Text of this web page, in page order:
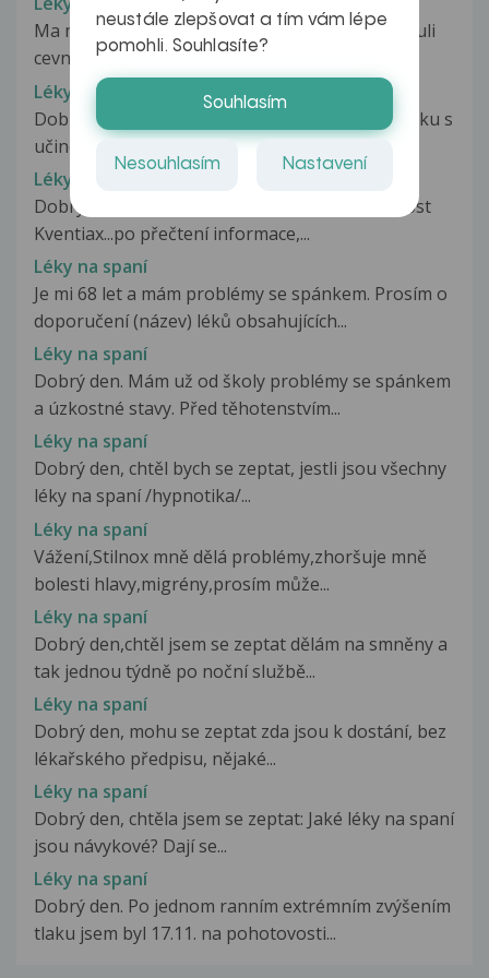
Ma matka uživa prašky na rozpoušťeni krve kvuli
cevnich problemu.Koupil jsem...
Léky na snížení KT
Dobrý den. Který z léků na snížení vysokého tlaku s
učinou látkou TELMISARTAN...
Léky na spánek
Dobrý den, lékař napsal manželovi na nespavost
Kventiax...po přečtení informace,...
Léky na spaní
Je mi 68 let a mám problémy se spánkem. Prosím o
doporučení (název) léků obsahujících...
Léky na spaní
Dobrý den. Mám už od školy problémy se spánkem
a úzkostné stavy. Před těhotenstvím...
Léky na spaní
Dobrý den, chtěl bych se zeptat, jestli jsou všechny
léky na spaní /hypnotika/...
Léky na spaní
Vážení,Stilnox mně dělá problémy,zhoršuje mně
bolesti hlavy,migrény,prosím může...
Léky na spaní
Dobrý den,chtěl jsem se zeptat dělám na smněny a
tak jednou týdně po noční službě...
Léky na spaní
Dobrý den, mohu se zeptat zda jsou k dostání, bez
lékařského předpisu, nějaké...
Léky na spaní
Dobrý den, chtěla jsem se zeptat: Jaké léky na spaní
jsou návykové? Dají se...
Léky na spaní
Dobrý den. Po jednom ranním extrémním zvýšením
tlaku jsem byl 17.11. na pohotovosti...
neustále zlepšovat a tím vám lépe
pomohli. Souhlasíte?
Souhlasím
Nesouhlasím Nastavení